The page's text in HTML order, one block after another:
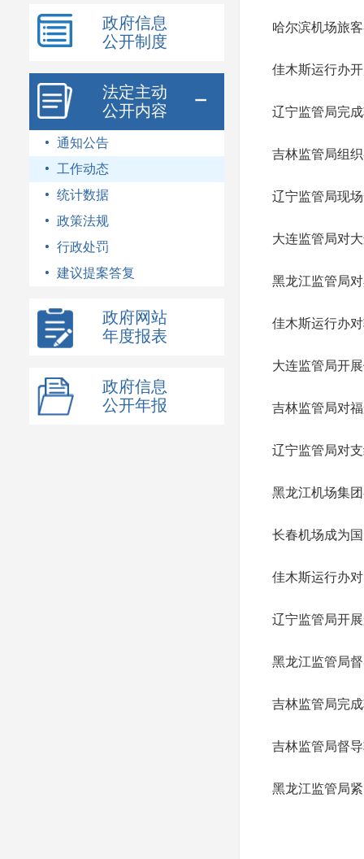
政府信息
公开制度
法定主动
公开内容
通知公告
工作动态
统计数据
政策法规
行政处罚
建议提案答复
政府网站
年度报表
政府信息
公开年报
哈尔滨机场旅
佳木斯运行办
辽宁监管局完
吉林监管局组
辽宁监管局现
大连监管局对
黑龙江监管局
佳木斯运行办
大连监管局开
吉林监管局对
辽宁监管局对
黑龙江机场集
长春机场成为
佳木斯运行办
辽宁监管局开
黑龙江监管局
吉林监管局完
吉林监管局督
黑龙江监管局